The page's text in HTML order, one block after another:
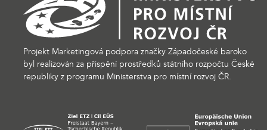
Projekt Marketingová podpora značky Západočeské baroko
byl realizován za přispění prostředků státního rozpočtu České
republiky z programu Ministerstva pro místní rozvoj ČR.